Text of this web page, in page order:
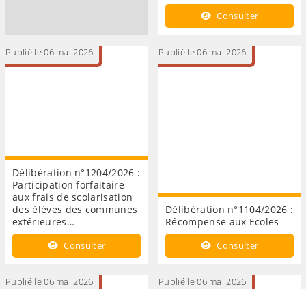
Consulter
Publié le 06 mai 2026
Délibération n°1204/2026 :
Participation forfaitaire
aux frais de scolarisation
des élèves des communes
extérieures…
Consulter
Publié le 06 mai 2026
Délibération n°1104/2026 :
Récompense aux Ecoles
Consulter
Publié le 06 mai 2026 Publié le 06 mai 2026